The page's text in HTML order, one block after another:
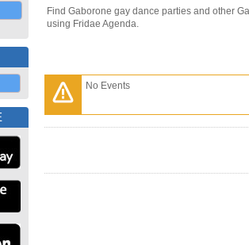
Find Gaborone gay dance parties and other
using Fridae Agenda.
No Events